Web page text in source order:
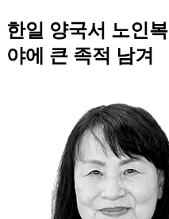
한일 양국서 노인
야에 큰 족적 남겨